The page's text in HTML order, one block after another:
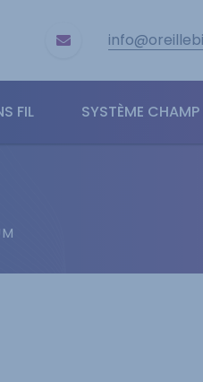
FIL SYSTÈME CHAMP